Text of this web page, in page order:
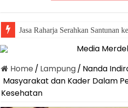
Jasa Raharja Serahkan Santunan
Home / Lampung/ Nanda
Masyarakat dan Kader Dalam
Kesehatan